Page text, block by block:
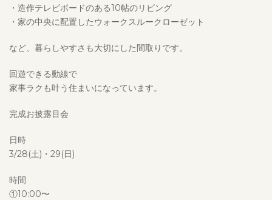
・造作テレビボードのある10帖のリビング
・家の中央に配置したウォークスルークローゼット
など、暮らしやすさも大切にした間取りです。
回遊できる動線で
家事ラクも叶う住まいになっています。
完成お披露目会
日時
3/28(土)・29(日)
時間
①10:00〜